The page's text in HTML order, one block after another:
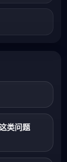
类问题